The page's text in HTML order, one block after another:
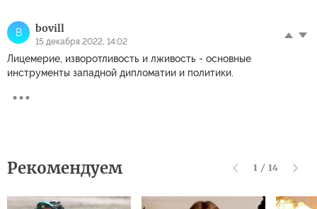
B bovill
15 декабря 2022, 14:02
Лицемерие, изворотливость и лживость - основные
инструменты западной дипломатии и политики.
Рекомендуем 1 / 14